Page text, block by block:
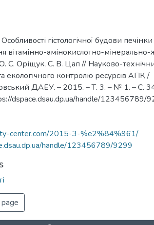
гістологічної будови
вітамінно-амінокислотно-
С. Оріщук, С. В. Цап // Науково-
екологічного контролю ресурсів АПК /
ДАЕУ. – 2015. – Т. 3. – № 1. – C.
dspace.dsau.dp.ua/handle/123456789/
center.com/2015-3-%e2%84%961/
handle/123456789/9299